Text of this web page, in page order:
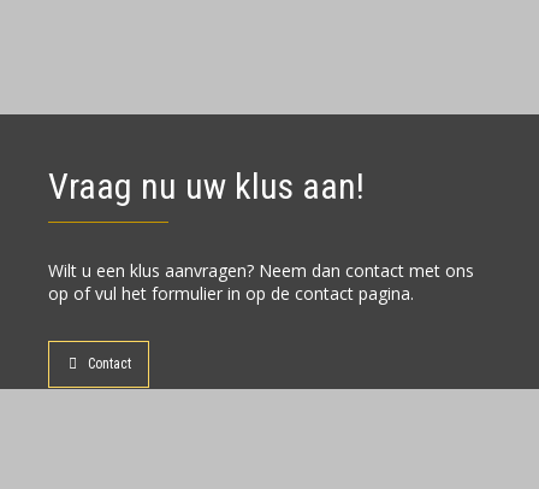
Vraag nu uw klus aan!
Wilt u een klus aanvragen? Neem dan contact met ons
op of vul het formulier in op de contact pagina.
Contact